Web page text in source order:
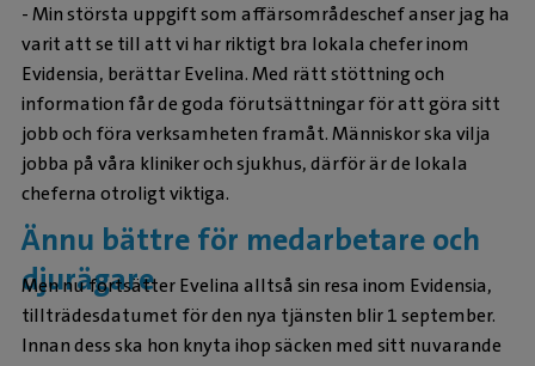
- Min största uppgift som affärsområdeschef anser jag ha
varit att se till att vi har riktigt bra lokala chefer inom
Evidensia, berättar Evelina. Med rätt stöttning och
information får de goda förutsättningar för att göra sitt
jobb och föra verksamheten framåt. Människor ska vilja
jobba på våra kliniker och sjukhus, därför är de lokala
cheferna otroligt viktiga.
Ännu bättre för medarbetare och
djurägare
Men nu fortsätter Evelina alltså sin resa inom Evidensia,
tillträdesdatumet för den nya tjänsten blir 1 september.
Innan dess ska hon knyta ihop säcken med sitt nuvarande